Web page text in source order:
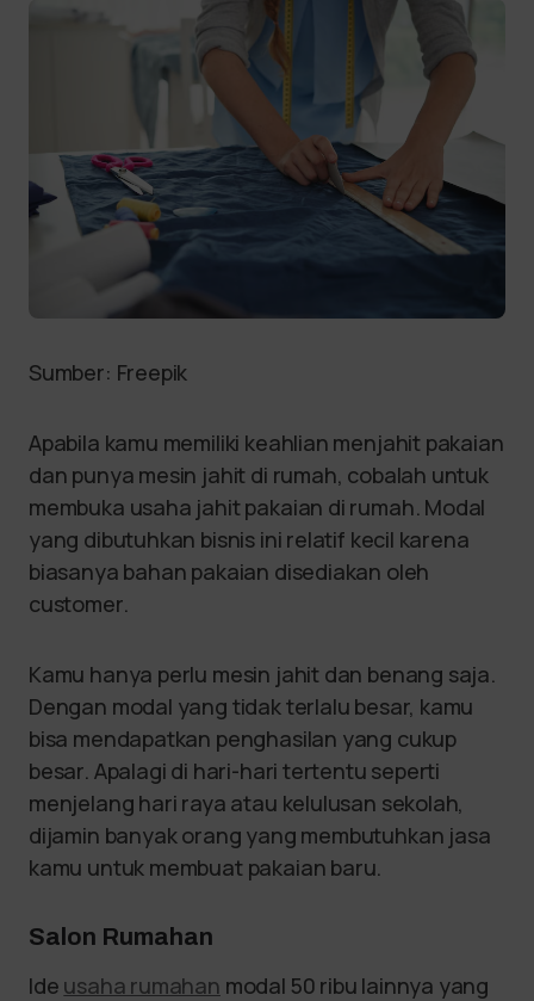
Sumber: Freepik
Apabila kamu memiliki keahlian menjahit pakaian
dan punya mesin jahit di rumah, cobalah untuk
membuka usaha jahit pakaian di rumah. Modal
yang dibutuhkan bisnis ini relatif kecil karena
biasanya bahan pakaian disediakan oleh
customer.
Kamu hanya perlu mesin jahit dan benang saja.
Dengan modal yang tidak terlalu besar, kamu
bisa mendapatkan penghasilan yang cukup
besar. Apalagi di hari-hari tertentu seperti
menjelang hari raya atau kelulusan sekolah,
dijamin banyak orang yang membutuhkan jasa
kamu untuk membuat pakaian baru.
Salon Rumahan
Ide usaha rumahan modal 50 ribu lainnya yang